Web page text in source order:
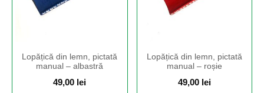
Lopățică din lemn, pictată
manual – albastră
49,00 lei
Lopățică din lemn, pictată
manual – roșie
49,00 lei